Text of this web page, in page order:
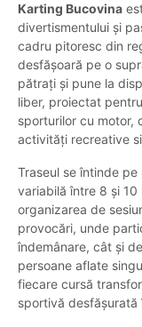
Karting Bucovina
divertismentului și
cadru pitoresc din
desfășoară pe o
pătrați și pune la
liber, proiectat
sporturilor cu motor,
activități recreative
Traseul se întinde
variabilă între 8 și
organizarea de
provocări, unde
îndemânare, cât și
persoane aflate
fiecare cursă
sportivă desfășurată